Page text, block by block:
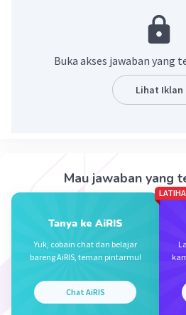
Buka akses jawaban yang
Lihat Iklan
Mau jawaban yang
Tanya ke AiRIS
Yuk, cobain chat dan belajar
bareng AiRIS, teman pintarmu!
Chat AiRIS